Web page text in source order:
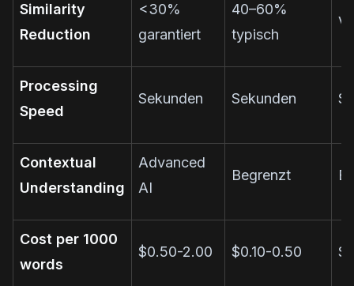
Similarity
Reduction
<30%
garantiert
40–60%
typisch
Processing
Speed
Sekunden Sekunden
Contextual
Understanding
Advanced
AI
Begrenzt
Cost per 1000
words
$0.50-2.00 $0.10-0.50